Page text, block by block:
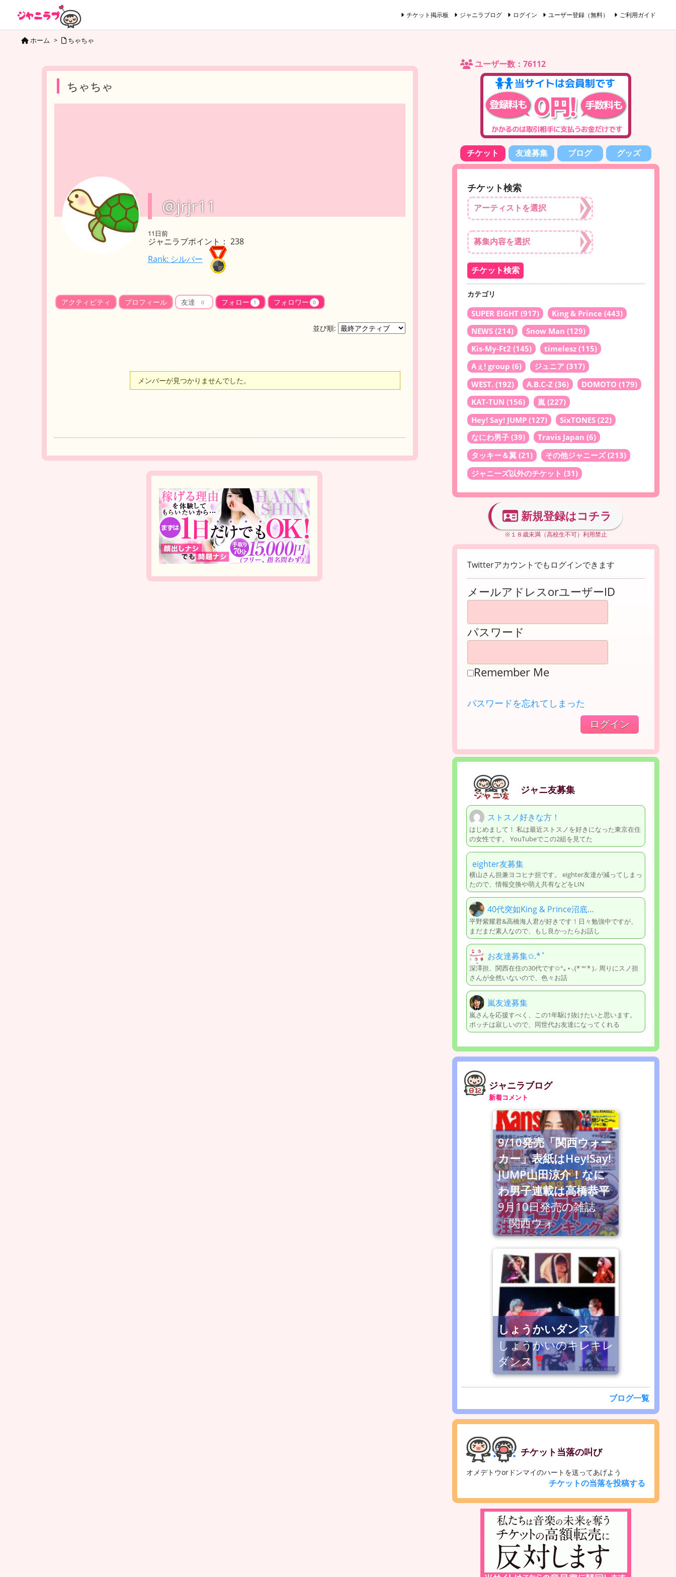
チケット掲示板 ジャニラブログ ログイン ユーザー登録（無料） ご利用ガイド
ホーム > ちゃちゃ
ちゃちゃ
@jrjr11
11日前
ジャニラブポイント： 238
Rank: シルバー
アクティビティ プロフィール 友達 0 フォロー 1 フォロワー 0
並び順:
メンバーが見つかりませんでした。
ユーザー数：76112
チケット 友達募集 ブログ グッズ
チケット検索
カテゴリ
SUPER EIGHT (917) King & Prince (443)
NEWS (214) Snow Man (129)
Kis-My-Ft2 (145) timelesz (115)
Aぇ! group (6) ジュニア (317)
WEST. (192) A.B.C-Z (36) DOMOTO (179)
KAT-TUN (156) 嵐 (227)
Hey! Say! JUMP (127) SixTONES (22)
なにわ男子 (39) Travis Japan (6)
タッキー＆翼 (21) その他ジャニーズ(213)
ジャニーズ以外のチケット (31)
新規登録はコチラ
※１８歳未満（高校生不可）利用禁止
Twitterアカウントでもログインできます
メールアドレスorユーザーID
パスワード
Remember Me
パスワードを忘れてしまった
ジャニ友募集
ストスノ好きな方！
はじめまして！ 私は最近ストスノを好きになった東京在住
の女性です。 YouTubeでこの2組を見てた
eighter友募集
横山さん担兼ヨコヒナ担です。 eighter友達が減ってしまっ
たので、情報交換や萌え共有などをLIN
40代突如King & Prince沼底…
平野紫耀君&高橋海人君が好きです！日々勉強中ですが、
まだまだ素人なので、もし良かったらお話し
お友達募集✩.*˚
深澤担、関西在住の30代です✩°｡⋆⸜(*˙꒳˙* )⸝ 周りにスノ担
さんが全然いないので、色々お話
嵐友達募集
嵐さんを応援すべく、この1年駆け抜けたいと思います。
ボッチは寂しいので、同世代お友達になってくれる
ジャニラブログ
新着コメント
9/10発売「関西ウォー
カー」表紙はHey!Say!
JUMP山田涼介！なに
わ男子連載は高橋恭平
9月10日発売の雑誌
「関西ウォ
しょうかいダンス
しょうかいのキレキレ
ダンス
ブログ一覧
チケット当落の叫び
オメデトウorドンマイのハートを送ってあげよう
チケットの当落を投稿する